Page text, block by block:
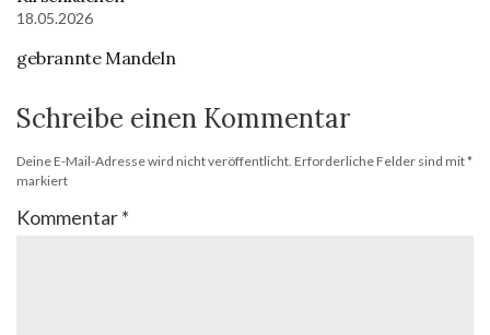
18.05.2026
gebrannte Mandeln
Schreibe einen Kommentar
Deine E-Mail-Adresse wird nicht veröffentlicht. Erforderliche Felder sind mit*
markiert
Kommentar*